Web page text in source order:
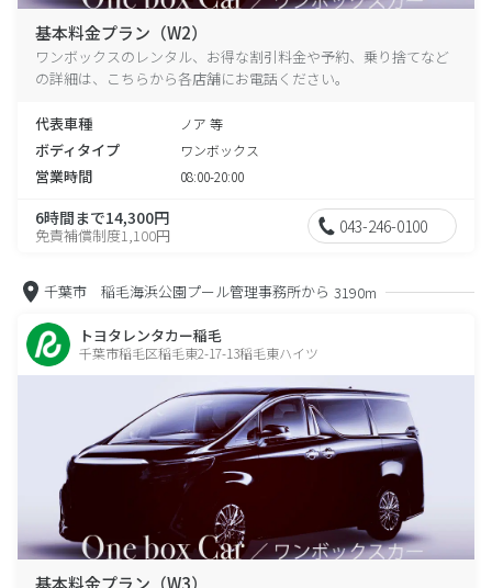
基本料金プラン（W2）
ワンボックスのレンタル、お得な割引料金や予約、乗り捨てなど
の詳細は、こちらから各店舗にお電話ください。
代表車種 ノア 等
ボディタイプ ワンボックス
営業時間 08:00-20:00
6時間まで14,300円
免責補償制度1,100円 043-246-0100
千葉市 稲毛海浜公園プール管理事務所から 3190m
トヨタレンタカー稲毛
千葉市稲毛区稲毛東2-17-13稲毛東ハイツ
基本料金プラン（W3）